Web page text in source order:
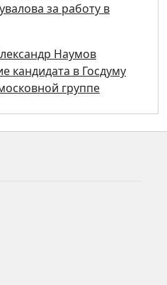
за работу в
Наумов
кандидата в Госдуму
группе